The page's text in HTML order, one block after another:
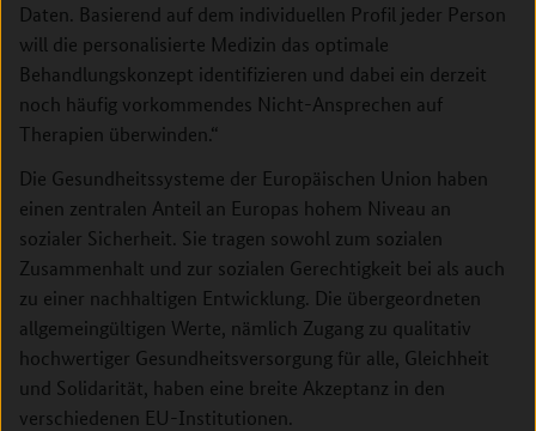
Daten. Basierend auf dem individuellen Profil jeder Person
will die personalisierte Medizin das optimale
Behandlungskonzept identifizieren und dabei ein derzeit
noch häufig vorkommendes Nicht-Ansprechen auf
Therapien überwinden.“
Die Gesundheitssysteme der Europäischen Union haben
einen zentralen Anteil an Europas hohem Niveau an
sozialer Sicherheit. Sie tragen sowohl zum sozialen
Zusammenhalt und zur sozialen Gerechtigkeit bei als auch
zu einer nachhaltigen Entwicklung. Die übergeordneten
allgemeingültigen Werte, nämlich Zugang zu qualitativ
hochwertiger Gesundheitsversorgung für alle, Gleichheit
und Solidarität, haben eine breite Akzeptanz in den
verschiedenen EU-Institutionen.